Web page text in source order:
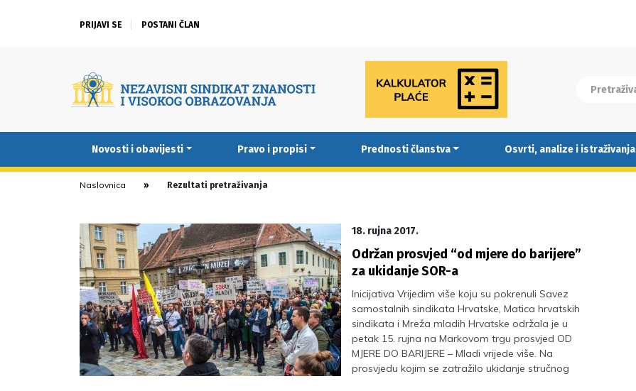
PRIJAVI SE POSTANI ČLAN
Novosti i obavijesti Pravo i propisi Prednosti članstva Osvrti, analize i istraživanja
Naslovnica Rezultati pretraživanja
18. rujna 2017.
Održan prosvjed “od mjere do barijere”
za ukidanje SOR-a
Inicijativa Vrijedim više koju su pokrenuli Savez
samostalnih sindikata Hrvatske, Matica hrvatskih
sindikata i Mreža mladih Hrvatske održala je u
petak 15. rujna na Markovom trgu prosvjed OD
MJERE DO BARIJERE – Mladi vrijede više. Na
prosvjedu kojim se zatražilo ukidanje stručnog